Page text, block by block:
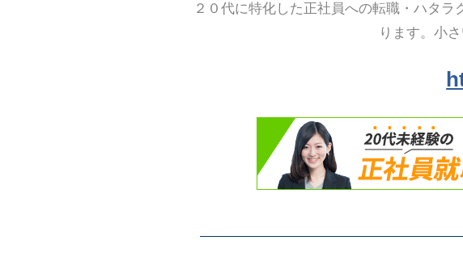
２０代に特化した正社員への転職・ハタ
ります。小